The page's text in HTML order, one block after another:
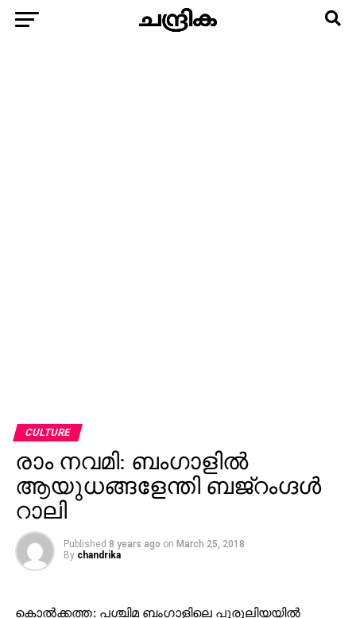
CULTURE
രാം നവമി: ബംഗാളില്‍
ആയുധങ്ങളേന്തി ബജ്‌റംഗ്ദള്‍
റാലി
Published 8 years ago on March 25, 2018
By chandrika
കൊല്‍ക്കത്ത: പശ്ചിമ ബംഗാളിലെ പുരുലിയയില്‍